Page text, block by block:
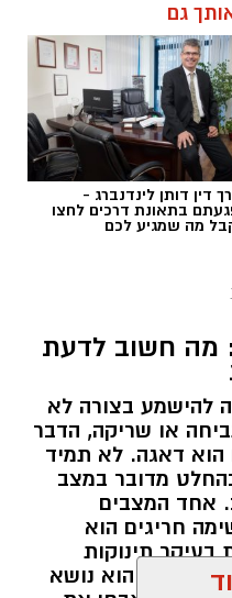
הרכב של ר', לקוח אקסטרה מובייל בן 41 מאשקלון,
ר' עשה מה
המקומית,
והרים טלפון.
גם
דין דותן לינדנברג -
בתאונת דרכים לחצו
מה שמגיע לכם
מה חשוב לדעת
להישמע בצורה לא
או שריקה, הדבר
הוא דאגה. לא תמיד
מדובר במצב
אחד המצבים
חריגים הוא
בעיקר תינוקות
טבעי הוא נושא